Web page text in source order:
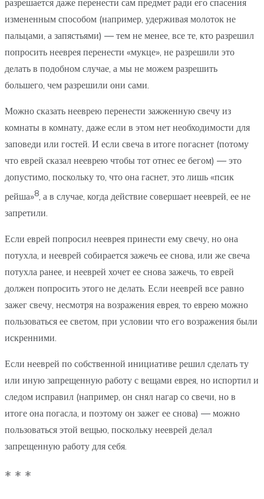
разрешается даже перенести сам предмет ради его спасения
измененным способом (например, удерживая молоток не
пальцами, а запястьями) — тем не менее, все те, кто разрешил
попросить нееврея перенести «мукце», не разрешили это
делать в подобном случае, а мы не можем разрешить
большего, чем разрешили они сами.
Можно сказать нееврею перенести зажженную свечу из
комнаты в комнату, даже если в этом нет необходимости для
заповеди или гостей. И если свеча в итоге погаснет (потому
что еврей сказал нееврею чтобы тот отнес ее бегом) — это
допустимо, поскольку то, что она гаснет, это лишь «псик
рейша»8, а в случае, когда действие совершает нееврей, ее не
запретили.
Если еврей попросил нееврея принести ему свечу, но она
потухла, и нееврей собирается зажечь ее снова, или же свеча
потухла ранее, и нееврей хочет ее снова зажечь, то еврей
должен попросить этого не делать. Если нееврей все равно
зажег свечу, несмотря на возражения еврея, то еврею можно
пользоваться ее светом, при условии что его возражения были
искренними.
Если нееврей по собственной инициативе решил сделать ту
или иную запрещенную работу с вещами еврея, но испортил и
следом исправил (например, он снял нагар со свечи, но в
итоге она погасла, и поэтому он зажег ее снова) — можно
пользоваться этой вещью, поскольку нееврей делал
запрещенную работу для себя.
* * *